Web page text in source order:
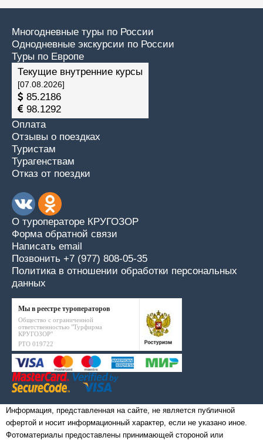
Многодневные туры по России
Однодневные экскурсии по России
Туры по Европе
Текущие внутренние курсы
[07.08.2026]
85.2186
98.1292
Оплата
Отзывы о поездках
Туристам
Турагенствам
Отказ от поездки
О туроператоре КРУГОЗОР
Форма обратной связи
Написать email
Позвонить +7 (977) 808-05-35
Политика в отношении обработки персональных
данных
Мы в реестре туроператоров
Общество с ограниченной
ответственностью "Турфирма
КРУГОЗОР"
РТО 019722
Информация, представленная на сайте, не является публичной
офертой и носит информационный характер, если не указано иное.
Фотоматериалы предоставлены принимающей стороной или